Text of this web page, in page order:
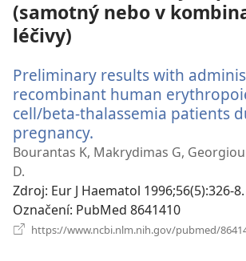
(samotný nebo v
léčivy)
Preliminary results with
recombinant human
cell/beta-thalassemia patients
pregnancy.
nové
Bourantas K, Makrydimas G, Georgiou
D.
Zdroj‎: Eur J Haematol 1996;56(5):326-8.
Označení‎: PubMed 8641410
https://www.ncbi.nlm.nih.gov/pubmed/